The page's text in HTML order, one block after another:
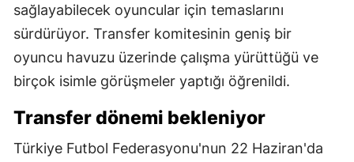
sağlayabilecek oyuncular için temaslarını
sürdürüyor. Transfer komitesinin geniş bir
oyuncu havuzu üzerinde çalışma yürüttüğü ve
birçok isimle görüşmeler yaptığı öğrenildi.
Transfer dönemi bekleniyor
Türkiye Futbol Federasyonu'nun 22 Haziran'da